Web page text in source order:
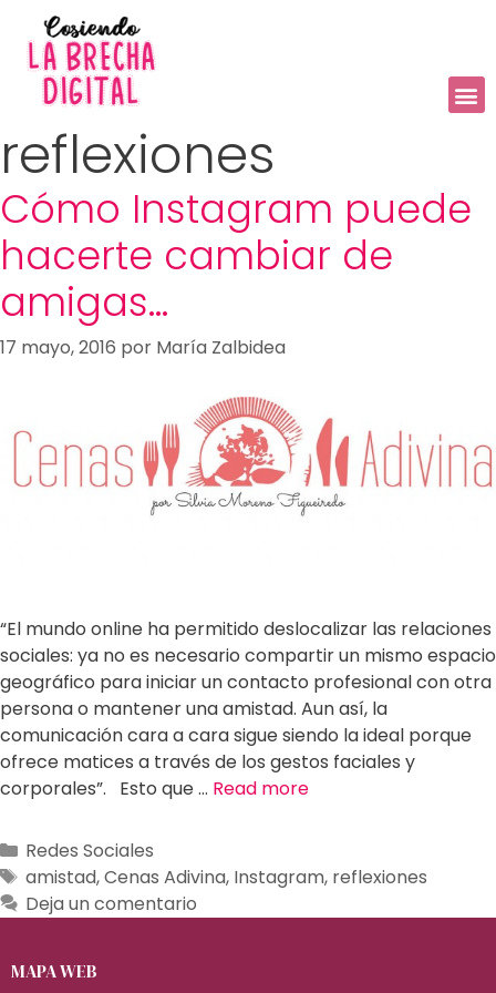
reflexiones
Cómo Instagram puede
hacerte cambiar de
amigas…
17 mayo, 2016 por María Zalbidea
“El mundo online ha permitido deslocalizar las relaciones
sociales: ya no es necesario compartir un mismo espacio
geográfico para iniciar un contacto profesional con otra
persona o mantener una amistad. Aun así, la
comunicación cara a cara sigue siendo la ideal porque
ofrece matices a través de los gestos faciales y
corporales”. Esto que … Read more
Redes Sociales
amistad,Cenas Adivina, Instagram, reflexiones
Deja un comentario
MAPA WEB